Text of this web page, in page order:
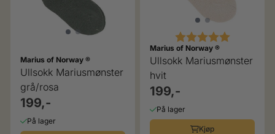
Marius of Norway ®
Ullsokk Mariusmønster
grå/rosa
199,-
På lager
Karakter: 5.0 av 5
Marius of Norway ®
Ullsokk Mariusmønster
hvit
199,-
På lager
Kjøp